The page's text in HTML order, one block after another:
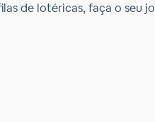
de lotéricas, faça o seu